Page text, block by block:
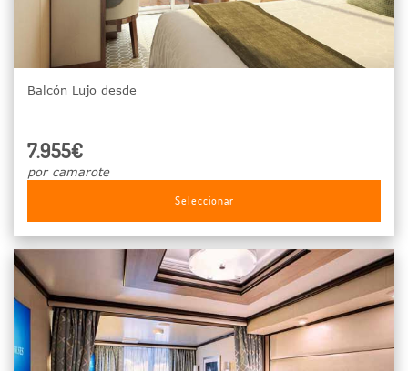
Balcón Lujo desde
7.955€
por camarote
Seleccionar